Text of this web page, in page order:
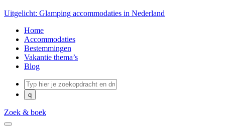
Uitgelicht: Glamping accommodaties in Nederland
Home
Accommodaties
Bestemmingen
Vakantie thema’s
Blog
Zoek & boek